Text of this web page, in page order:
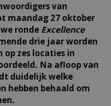
van
maandag 27 oktober
ronde Excellence
drie jaar worden
zes locaties in
Na afloop van
duidelijk welke
hebben behaald om